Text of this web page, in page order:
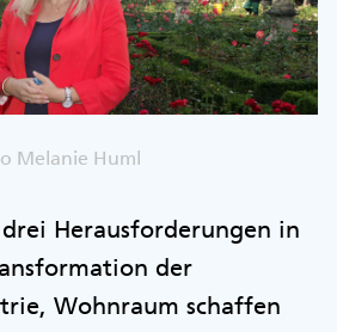
Melanie Huml
Herausforderungen in
der
Wohnraum schaffen